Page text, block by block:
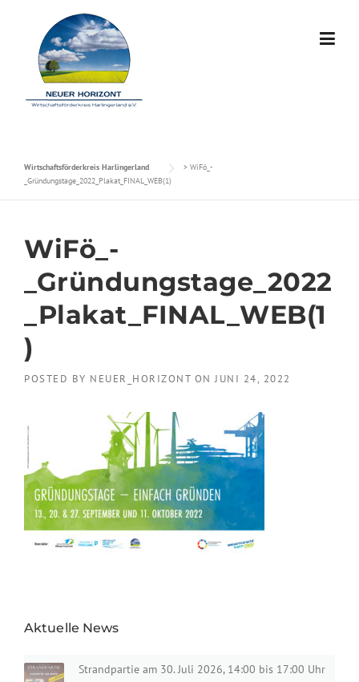
Wirtschaftsförderkreis Harlingerland > WiFö_-
_Gründungstage_2022_Plakat_FINAL_WEB(1)
WiFö_-
_Gründungstage_2022
_Plakat_FINAL_WEB(1
)
POSTED BY NEUER_HORIZONT ONJUNI 24, 2022
Aktuelle News
Strandpartie am 30. Juli 2026, 14:00 bis 17:00 Uhr